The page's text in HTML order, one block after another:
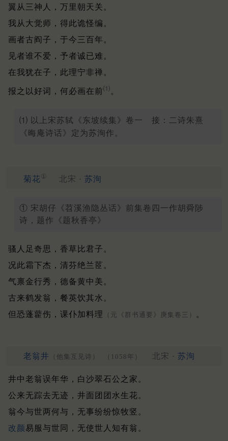
翼从三神人，万里朝天关。
我从大觉师，得此诡怪编。
画者古阎子，于今三百年。
见者谁不爱，予者诚已难。
在我犹在子，此理宁非禅。
报之以好词，何必画在前⑴ 。
⑴ 以上宋苏轼《东坡续集》卷一 接：二诗朱熹
《晦庵诗话》定为苏洵作。
菊花 ① 北宋 · 苏洵
① 宋胡仔《苕溪渔隐丛话》前集卷四一作胡舜陟
诗，题作《题秋香亭》
骚人足奇思，香草比君子。
况此霜下杰，清芬绝兰茝。
气禀金行秀，德备黄中美。
古来鹤发翁，餐英饮其水。
但恐蓬藋伤，课仆加料理
（元《群书通要》庚集卷三） 。
老翁井 （他集互见诗） （1058年） 北宋 · 苏洵
井中老翁误年华，白沙翠石公之家。
公来无踪去无迹，井面团团水生花。
翁今与世两何与，无事纷纷惊牧竖。
改颜易服与世同，无使世人知有翁。